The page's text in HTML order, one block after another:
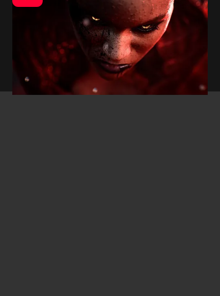
nadprirodzeným silám a zbraniam. Jedným
„posilnení“
budú krvné banky, aby
ste sa stali silnejšími pri love svojich nepriateľov
z iných frakcií.Vampire: The Masquerade má
momentálne naplánované vydanie na rok
2021
. Platformy neboli zatiaľ potvrdené.